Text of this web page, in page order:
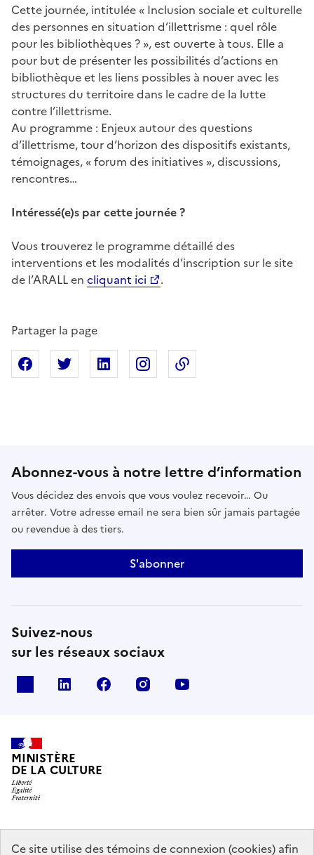
Ce site utilise des témoins de connexion (cookies) afin
Cette journée, intitulée « Inclusion sociale et culturelle
des personnes en situation d’illettrisme : quel rôle
pour les bibliothèques ? », est ouverte à tous. Elle a
pour but de présenter les possibilités d’actions en
bibliothèque et les liens possibles à nouer avec les
structures du territoire dans le cadre de la lutte
contre l’illettrisme.
Au programme : Enjeux autour des questions
d’illettrisme, tour d’horizon des dispositifs existants,
témoignages, « forum des initiatives », discussions,
rencontres…
Intéressé(e)s par cette journée ?
Vous trouverez le programme détaillé des
interventions et les modalités d’inscription sur le site
de l’ARALL en cliquant ici .
Partager la page
Partager sur Facebook
Partager sur XPartager sur Linkedin
Partager sur Instagram
Abonnez-vous à notre lettre d’information
Vous décidez des envois que vous voulez recevoir… Ou
arrêter. Votre adresse email ne sera bien sûr jamais partagée
ou revendue à des tiers.
S'abonner
Suivez-nous
sur les réseaux sociaux
linkedin facebook instagram
MINISTÈRE
DE LA CULTURE
data.gouv.fr legifrance.gouv.fr info.gouv.fr